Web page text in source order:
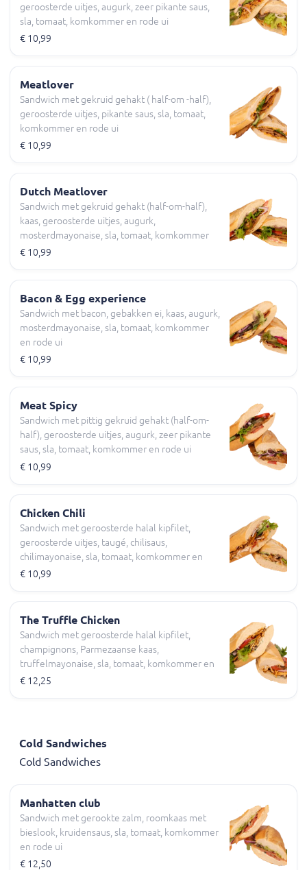
geroosterde uitjes, augurk, zeer pikante saus,
sla, tomaat, komkommer en rode ui
€ 10,99
Meatlover
Sandwich met gekruid gehakt ( half-om -half),
geroosterde uitjes, pikante saus, sla, tomaat,
komkommer en rode ui
€ 10,99
Dutch Meatlover
Sandwich met gekruid gehakt (half-om-half),
kaas, geroosterde uitjes, augurk,
mosterdmayonaise, sla, tomaat, komkommer
en rode ui
€ 10,99
Bacon & Egg experience
Sandwich met bacon, gebakken ei, kaas, augurk,
mosterdmayonaise, sla, tomaat, komkommer
en rode ui
€ 10,99
Meat Spicy
Sandwich met pittig gekruid gehakt (half-om-
half), geroosterde uitjes, augurk, zeer pikante
saus, sla, tomaat, komkommer en rode ui
€ 10,99
Chicken Chili
Sandwich met geroosterde halal kipfilet,
geroosterde uitjes, taugé, chilisaus,
chilimayonaise, sla, tomaat, komkommer en
rode ui
€ 10,99
The Truffle Chicken
Sandwich met geroosterde halal kipfilet,
champignons, Parmezaanse kaas,
truffelmayonaise, sla, tomaat, komkommer en
rode ui
€ 12,25
Cold Sandwiches
Cold Sandwiches
Manhatten club
Sandwich met gerookte zalm, roomkaas met
bieslook, kruidensaus, sla, tomaat, komkommer
en rode ui
€ 12,50